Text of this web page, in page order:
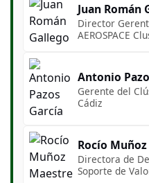
Juan Román
Director
AEROSPACE
Antonio
Gerente del
Cádiz
Rocío
Directora de
Soporte de